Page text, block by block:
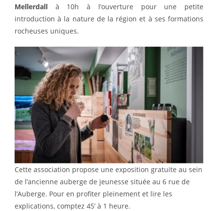
Mellerdall à 10h à l’ouverture pour une petite
introduction à la nature de la région et à ses formations
rocheuses uniques.
Cette association propose une exposition gratuite au sein
de l’ancienne auberge de jeunesse située au 6 rue de
l’Auberge. Pour en profiter pleinement et lire les
explications, comptez 45’ à 1 heure.